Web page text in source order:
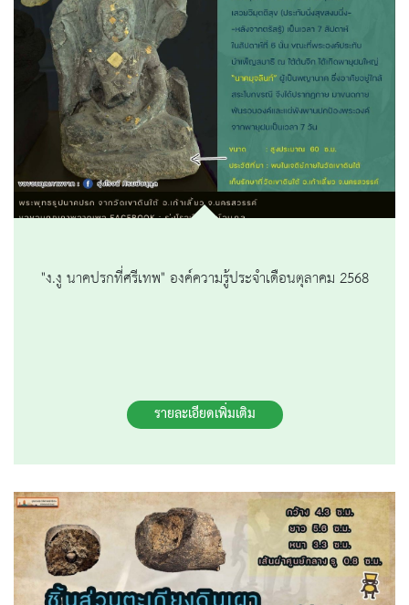
"ง.งู นาคปรกที่ศรีเทพ" องค์ความรู้ประจำเดือนตุลาคม 2568
รายละเอียดเพิ่มเติม